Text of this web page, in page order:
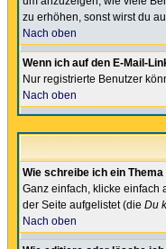
zu erhöhen, sonst wirst du
Nach oben
Wenn ich auf den E-Mail-
Nur registrierte Benutzer
Nach oben
Wie schreibe ich ein
Ganz einfach, klicke einfach
der Seite aufgelistet (die Du
Nach oben